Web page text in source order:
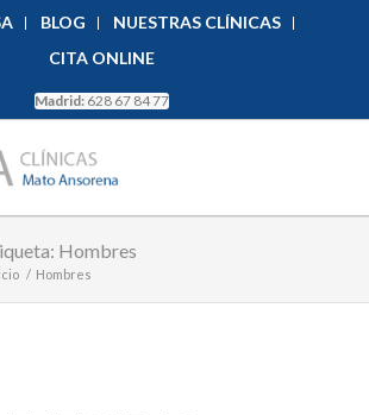
BLOG
NUESTRAS CLÍNICAS
CITA ONLINE
Madrid: 628 67 84 77
Hombres
/ Hombres